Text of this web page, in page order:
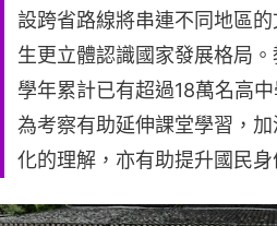
設跨省路線將串連不同地區
生更立體認識國家發展格局
學年累計已有超過18萬名高
為考察有助延伸課堂學習，
化的理解，亦有助提升國民身